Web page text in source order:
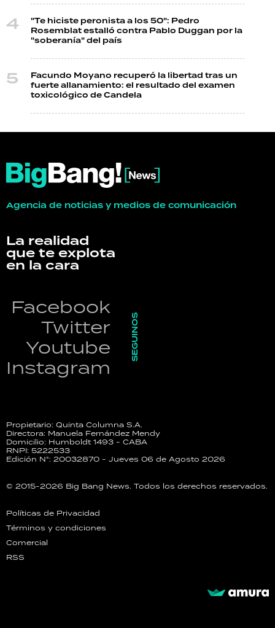
"Te hiciste peronista a los 50": Pedro
Rosemblat estalló contra Pablo Duggan por la
"soberanía" del país
Facundo Moyano recuperó la libertad tras un
fuerte allanamiento: el resultado del examen
toxicológico de Candela
Agencia de noticias y medios de comunicación
La realidad
que te explota
en la cara
Facebook
Twitter
Youtube
Instagram
SEGUINOS
Propietario: Quinta Columna S.A.
Directora: Manuela Fernández Mendy
Domicilio: Humboldt 1493 - CABA
RNPI: 5222533
Edición N°: 20032870 - Jueves 06 de Agosto 2026
© 2015-2026 Big Bang News. Todos los derechos reservados.
Políticas de Privacidad
Términos y condiciones
Comercial
RSS